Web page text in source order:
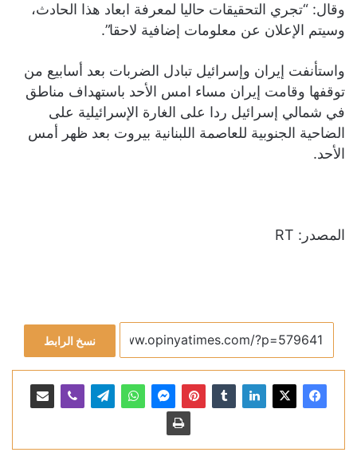
وقال: “تجري التحقيقات حاليا لمعرفة ابعاد هذا الحادث،
وسيتم الإعلان عن معلومات إضافية لاحقا”.
واستأنفت إيران وإسرائيل تبادل الضربات بعد أسابيع من
توقفها وقامت إيران مساء امس الأحد باستهداف مناطق
في شمالي إسرائيل ردا على الغارة الإسرائيلية على
الضاحية الجنوبية للعاصمة اللبنانية بيروت بعد ظهر أمس
الأحد.
المصدر: RT
نسخ الرابط